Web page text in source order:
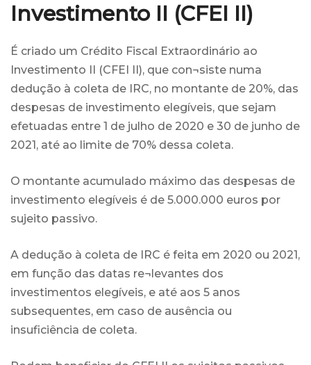
Investimento II (CFEI II)
É criado um Crédito Fiscal Extraordinário ao
Investimento II (CFEI II), que con¬siste numa
dedução à coleta de IRC, no montante de 20%, das
despesas de investimento elegíveis, que sejam
efetuadas entre 1 de julho de 2020 e 30 de junho de
2021, até ao limite de 70% dessa coleta.
O montante acumulado máximo das despesas de
investimento elegíveis é de 5.000.000 euros por
sujeito passivo.
A dedução à coleta de IRC é feita em 2020 ou 2021,
em função das datas re¬levantes dos
investimentos elegíveis, e até aos 5 anos
subsequentes, em caso de ausência ou
insuficiência de coleta.